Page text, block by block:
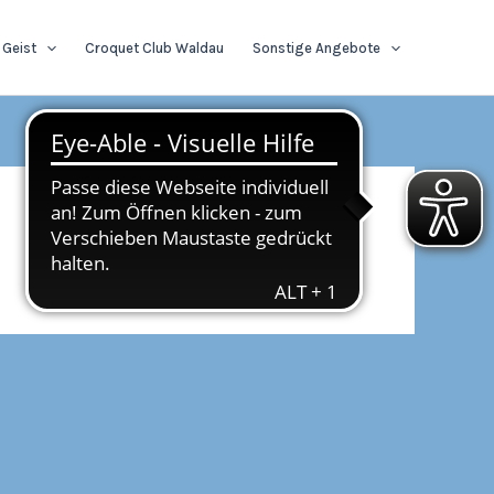
Croquet Club Waldau Sonstige Angebote